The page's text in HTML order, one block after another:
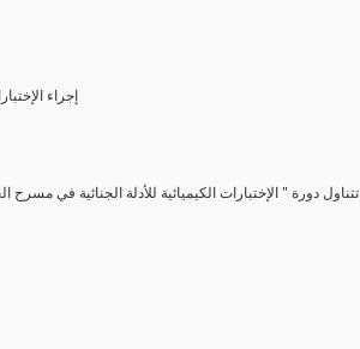
( إجراء
تتناول دورة " الإختبارات الكيميائية للأدلة الجنائية في